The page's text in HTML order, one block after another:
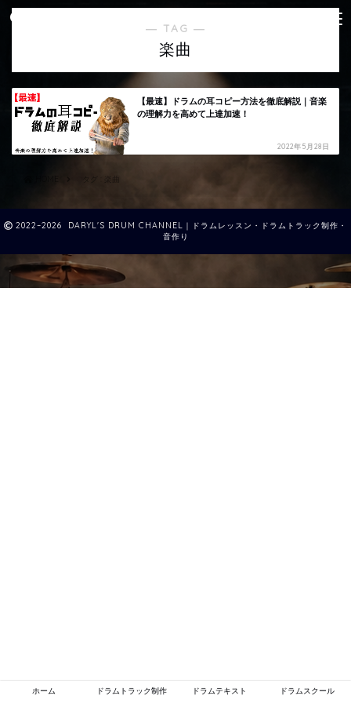
― TAG ―
楽曲
【最速】ドラムの耳コピー方法を徹底解説｜音楽
の理解力を高めて上達加速！
2022年5月28日
タグ : 楽曲
2022–2026 DARYL'S DRUM CHANNEL｜ドラムレッスン・ドラムトラック制作・
音作り
ホーム ドラムトラック制作 ドラムテキスト ドラムスクール